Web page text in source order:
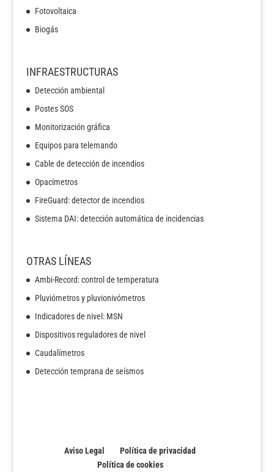
Fotovoltaica
Biogás
INFRAESTRUCTURAS
Detección ambiental
Postes SOS
Monitorización gráfica
Equipos para telemando
Cable de detección de incendios
Opacímetros
FireGuard: detector de incendios
Sistema DAI: detección automática de incidencias
OTRAS LÍNEAS
Ambi-Record: control de temperatura
Pluviómetros y pluvionivómetros
Indicadores de nivel: MSN
Dispositivos reguladores de nivel
Caudalímetros
Detección temprana de seísmos
Aviso Legal
Política de privacidad
Política de cookies